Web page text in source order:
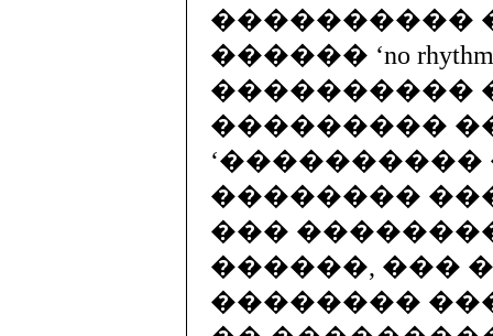
���������� ���
������ ‘no rhythm,
����������
���������
��������
���
������, ���
��������